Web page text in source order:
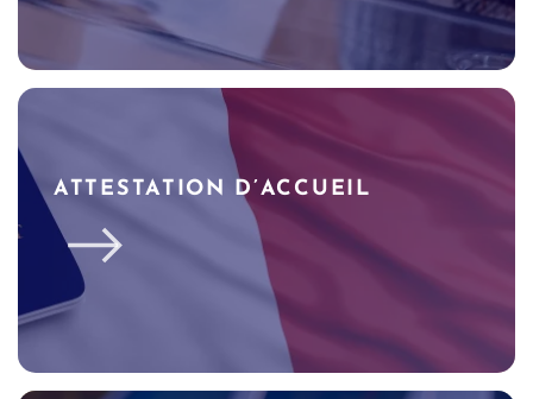
ATTESTATION D’ACCUEIL